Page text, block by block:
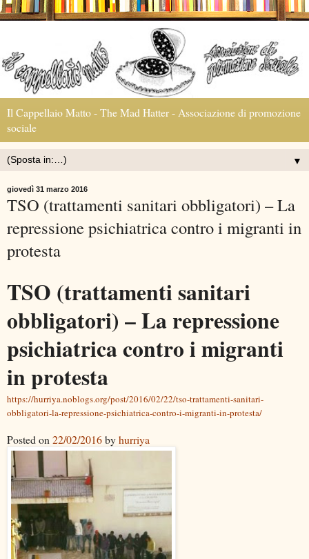
Il Cappellaio Matto - The Mad Hatter - Associazione di promozione
sociale
▼
giovedì 31 marzo 2016
TSO (trattamenti sanitari obbligatori) – La
repressione psichiatrica contro i migranti in
protesta
TSO (trattamenti sanitari
obbligatori) – La repressione
psichiatrica contro i migranti
in protesta
https://hurriya.noblogs.org/post/2016/02/22/tso-trattamenti-sanitari-
obbligatori-la-repressione-psichiatrica-contro-i-migranti-in-protesta/
Posted on 22/02/2016byhurriya